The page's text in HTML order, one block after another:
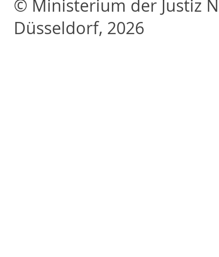
© Ministerium der Justiz
Düsseldorf, 2026